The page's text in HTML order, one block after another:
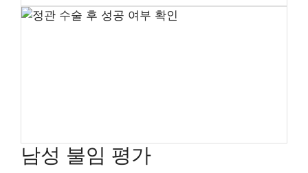
남성 불임 평가